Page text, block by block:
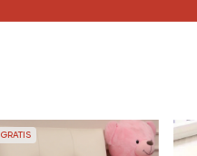
GRATIS